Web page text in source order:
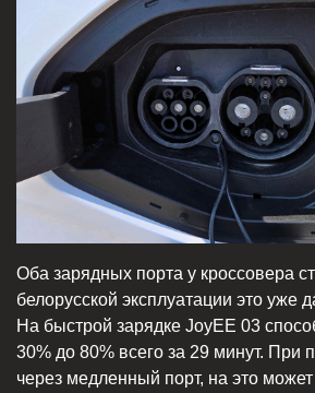
Оба зарядных порта у кроссовера
белорусской эксплуатации это уже
На быстрой зарядке JoyEE 03
30% до 80% всего за 29 минут. При
через медленный порт, на это